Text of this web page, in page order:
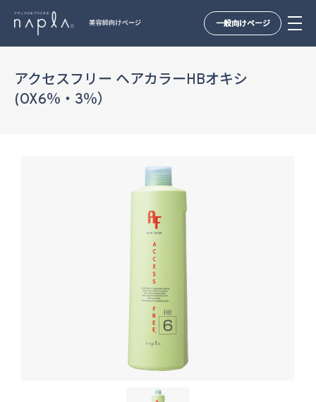
content
一般向けページ
アクセスフリー ヘアカラーHBオキシ
(OX6％・3％）